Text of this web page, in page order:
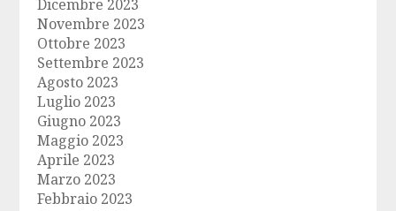
Dicembre 2023
Novembre 2023
Ottobre 2023
Settembre 2023
Agosto 2023
Luglio 2023
Giugno 2023
Maggio 2023
Aprile 2023
Marzo 2023
Febbraio 2023